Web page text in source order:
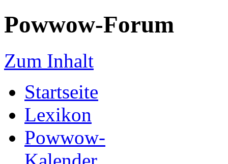
Powwow-Forum
Zum Inhalt
Startseite
Lexikon
Powwow-